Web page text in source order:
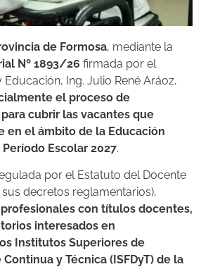
de Formosa, mediante la
Nº 1893/26 firmada por el
Ing. Julio René Aráoz,
el proceso de
cubrir las vacantes que
en el ámbito de la Educación
Escolar 2027.
por el Estatuto del Docente
sus decretos reglamentarios),
con títulos docentes,
interesados en
Institutos Superiores de
y Técnica (ISFDyT) de la